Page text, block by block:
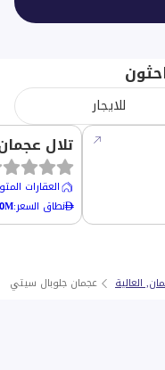
للايجار
تلال
العقارات
نطاق السعر:
العالية عجمان جلوبال سيتي